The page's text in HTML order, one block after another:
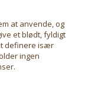
at anvende, og
et blødt, fyldigt
definere især
ingen